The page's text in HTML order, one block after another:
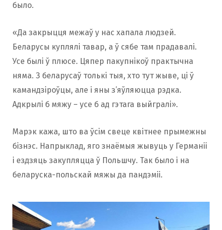
было.
«Да закрыцця межаў у нас хапала людзей.
Беларусы куплялі тавар, а ў сябе там прадавалі.
Усе былі ў плюсе. Цяпер пакупнікоў практычна
няма. З беларусаў толькі тыя, хто тут жыве, ці ў
камандзіроўцы, але і яны з’яўляюцца рэдка.
Адкрылі б мяжу – усе б ад гэтага выйгралі».
Марэк кажа, што ва ўсім свеце квітнее прымежны
бізнэс. Напрыклад, яго знаёмыя жывуць у Германіі
і ездзяць закупляцца ў Польшчу. Так было і на
беларуска-польскай мяжы да пандэміі.